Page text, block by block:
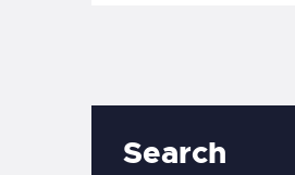
Search